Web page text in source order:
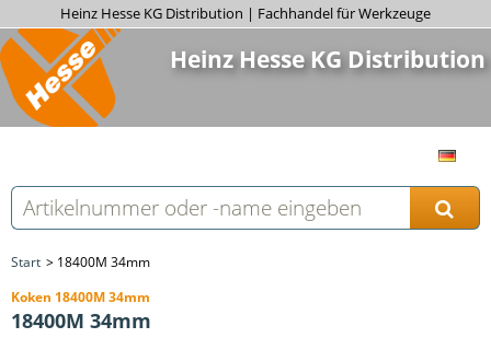
Heinz Hesse KG Distribution | Fachhandel für Werkzeuge
Heinz Hesse KG Distribution
Start
18400M 34mm
Koken 18400M 34mm
18400M 34mm